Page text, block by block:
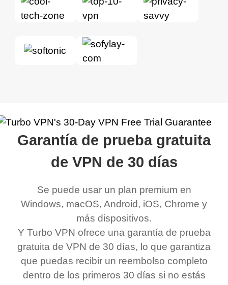
Garantía de prueba gratuita
de VPN de 30 días
Se puede usar un plan premium en
Windows, macOS, Android, iOS, Chrome y
más dispositivos.
Y Turbo VPN ofrece una garantía de prueba
gratuita de VPN de 30 días, lo que garantiza
que puedas recibir un reembolso completo
dentro de los primeros 30 días si no estás